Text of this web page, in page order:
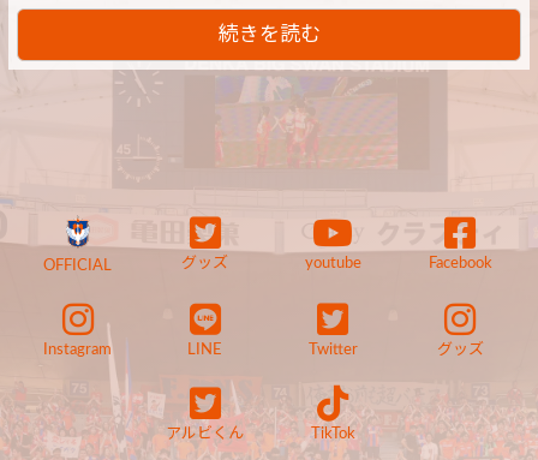
続きを読む
OFFICIAL グッズ youtube Facebook
Instagram LINE Twitter グッズ
アルビくん TikTok